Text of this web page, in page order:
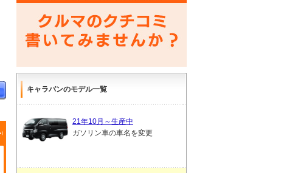
キャラバンのモデル一覧
21年10月～生産中
ガソリン車の車名を変更